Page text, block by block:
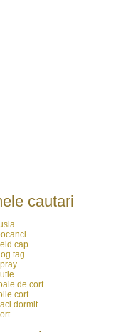
cautari
cap
tag
de cort
cort
dormit